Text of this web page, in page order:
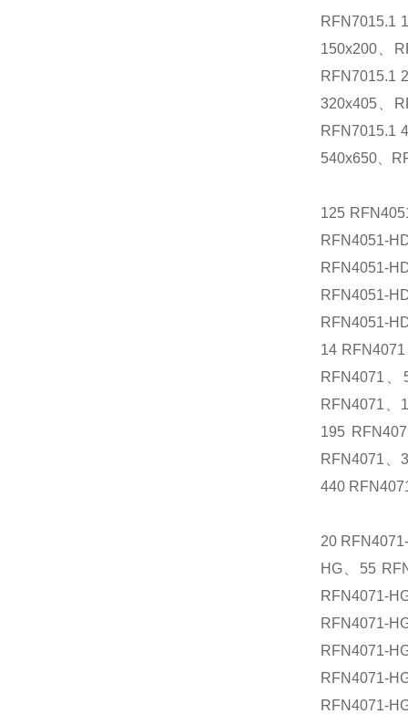
RFN7015.1
150x200、
RFN7015.1
320x405、
RFN7015.1
540x650、
125
RFN4051-
RFN4051-
RFN4051-
RFN4051-
14
RFN4071
RFN4071、
195
RFN4071、
440
20
HG、55
RFN4071-
RFN4071-
RFN4071-
RFN4071-
RFN4071-